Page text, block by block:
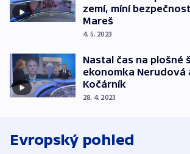
zemí, míní
Mareš
4. 5. 2023
Nastal čas na plošné
ekonomka Nerudová
Kočárník
28. 4. 2023
Evropský pohled